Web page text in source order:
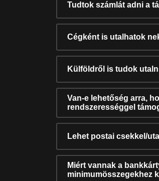
Tudtok számlát adni a
Cégként is utalhatok
Külföldről is tudok
Van-e lehetőség arra,
rendszerességgel
Lehet postai csekkel/
Miért vannak a
minimumösszegekhez